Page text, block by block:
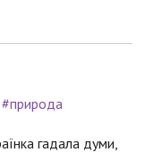
#природа
гадала думи,